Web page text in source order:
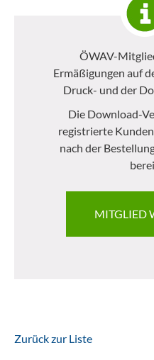
ÖWAV-
Ermäßigungen auf
Druck- und der
Die Download-
registrierte
nach der
MITGLIED
Zurück zur Liste